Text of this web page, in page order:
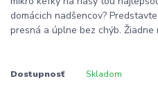
domácich nadšencov?
presná a úplne bez chýb. Žiadne
Dostupnosť Skladom